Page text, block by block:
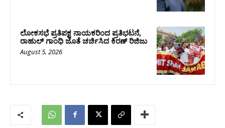
ಲೋಕಸಭೆ ಪ್ರತಿಪಕ್ಷ ನಾಯಕರಿಂದ ಪ್ರತಿಭಟನೆ,
ರಾಹುಲ್‌ ಗಾಂಧಿ ಜೊತೆ ಚರ್ಚಿಸಿದ ಕಿರಣ್‌ ರಿಜಿಜು
August 5, 2026